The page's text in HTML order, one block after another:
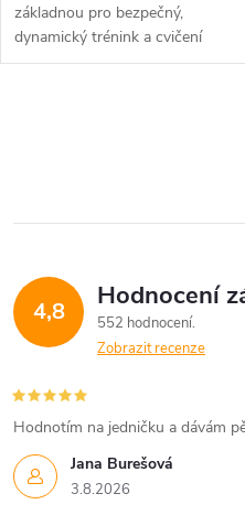
základnou pro bezpečný,
dynamický trénink a cvičení
kliků.
l
d
a
c
í
p
4,8 Hodnocení
552 hodnocení
Zobrazit recenze
Jana Burešová
3.8.2026
Hodnotím na jedničku a dávám